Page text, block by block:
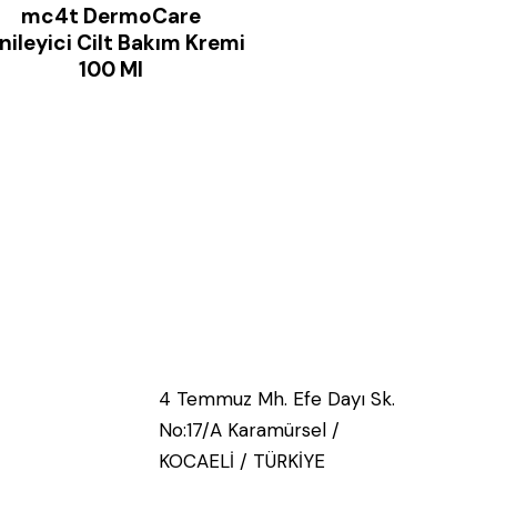
mc4t DermoCare
Cilt Bakım Kremi
100 Ml
4 Temmuz Mh. Efe Dayı Sk.
No:17/A Karamürsel /
KOCAELİ / TÜRKİYE